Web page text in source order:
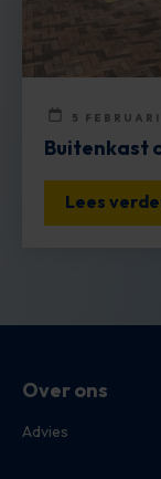
Buitenkast
5
Lees
Over ons
Advies